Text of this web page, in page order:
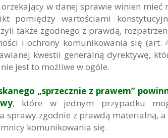
w danej sprawie winien mieć
pomiędzy wartościami
także zgodnego z prawdą,
i ochrony komunikowania się (art.
kwestii generalną dyrektywę,
jest to możliwe w ogóle.
„sprzecznie z prawem”
, które w jednym przypadku
sprawy zgodnie z prawdą materialną, a
komunikowania się.